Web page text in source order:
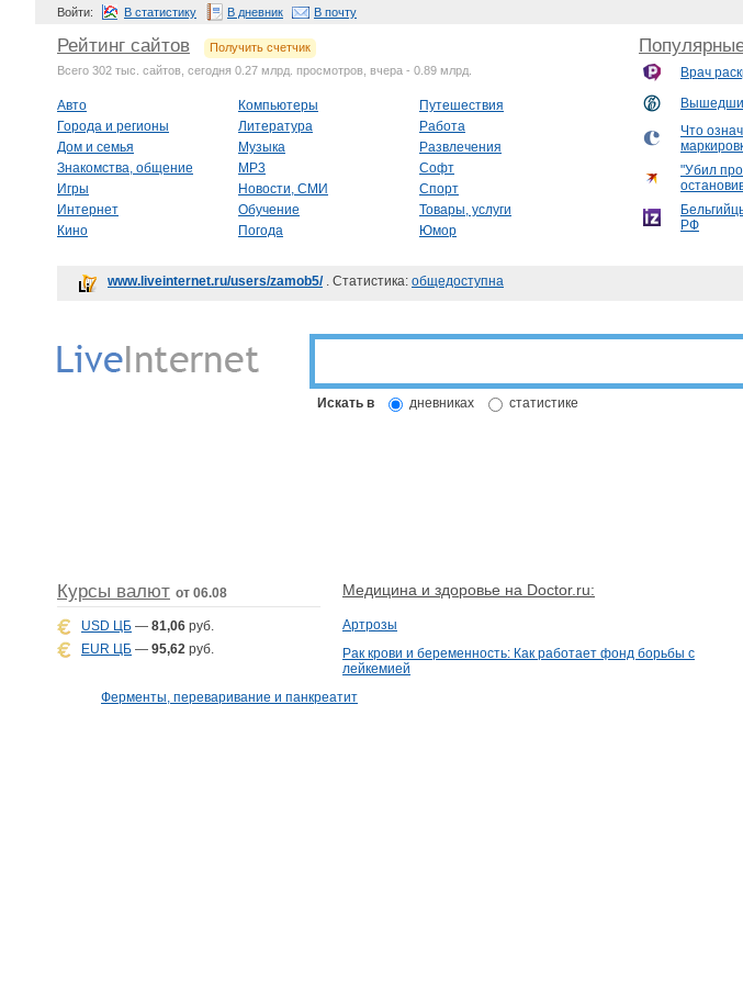
Войти: В статистику В дневник В почту
Врач
Что
"Убил
РФ
Рейтинг сайтов
Получить счетчик
Всего 302 тыс. сайтов, сегодня 0.27 млрд. просмотров, вчера - 0.89 млрд.
Авто
Города и регионы
Дом и семья
Знакомства, общение
Игры
Интернет
Кино
Компьютеры
Литература
Музыка
MP3
Новости, СМИ
Обучение
Погода
Путешествия
Работа
Развлечения
Софт
Спорт
Товары, услуги
Юмор
www.liveinternet.ru/users/zamob5/. Статистика: общедоступна
Искать в дневниках статистике
Курсы валют от 06.08
USD ЦБ — 81,06 руб.
EUR ЦБ — 95,62 руб.
Медицина и здоровье на Doctor.ru:
Артрозы
Рак крови и беременность: Как работает фонд борьбы с
лейкемией
Ферменты, переваривание и панкреатит